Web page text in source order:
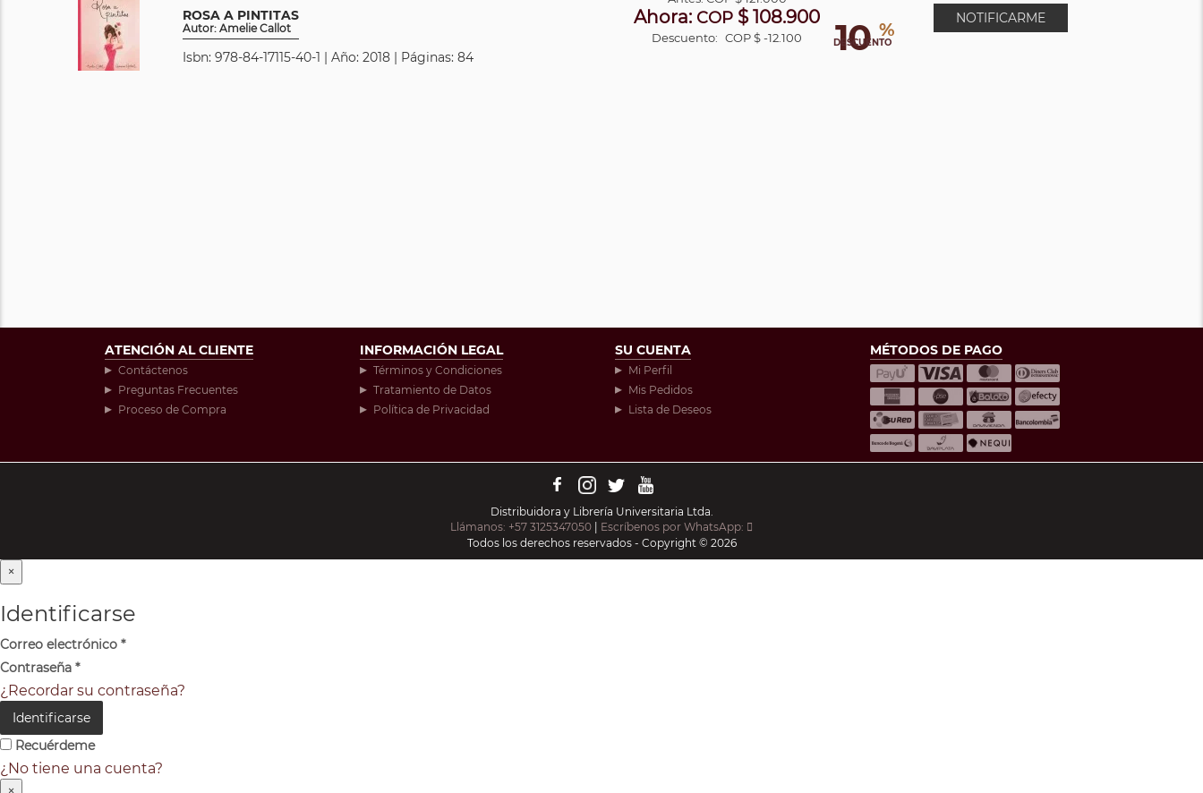
ROSA A PINTITAS
Autor: Amelie Callot
Isbn: 978-84-17115-40-1 | Año: 2018 | Páginas: 84 10 %
DESCUENTO
Ahora: COP $ 108.900
Descuento: COP $ -12.100
NOTIFICARME
ATENCIÓN AL CLIENTE
Contáctenos
Preguntas Frecuentes
Proceso de Compra
INFORMACIÓN LEGAL
Términos y Condiciones
Tratamiento de Datos
Política de Privacidad
SU CUENTA
Mi Perfil
Mis Pedidos
Lista de Deseos
MÉTODOS DE PAGO
Distribuidora y Librería Universitaria Ltda.
Llámanos: +57 3125347050
Escríbenos por WhatsApp:
Todos los derechos reservados - Copyright © 2026
×
Identificarse
Correo electrónico *
Contraseña *
¿Recordar su contraseña?
Identificarse
Recuérdeme
¿No tiene una cuenta?